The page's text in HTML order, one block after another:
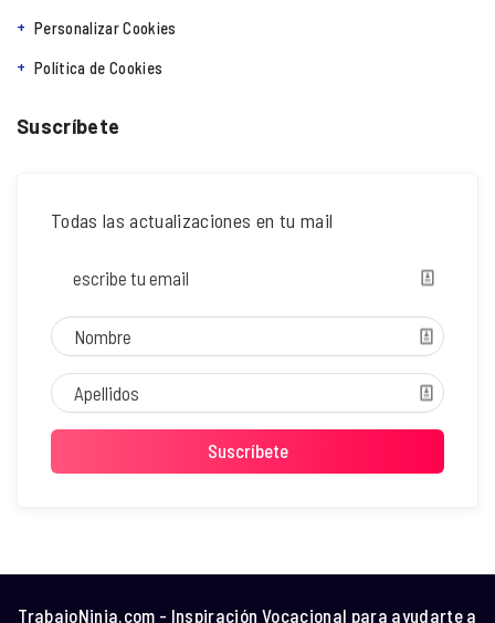
Personalizar Cookies
Política de Cookies
Suscríbete
Todas las actualizaciones en tu mail
TrabajoNinja.com - Inspiración Vocacional para ayudarte a